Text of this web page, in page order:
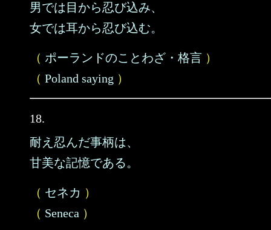
男では目から忍び込み、
女では耳から忍び込む。
（ ポーランドのことわざ・格言 ）
（ Poland saying ）
18.
耐え忍んだ事柄は、
甘美な記憶である。
（ セネカ ）
（ Seneca ）